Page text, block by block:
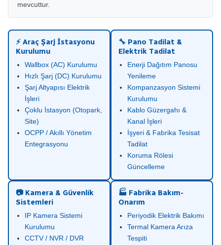
mevcuttur.
⚡ Araç Şarj İstasyonu
Kurulumu
Wallbox (AC) Kurulumu
Hızlı Şarj (DC) Kurulumu
Şarj Altyapısı Elektrik
İşleri
Çoklu İstasyon (Otopark,
Site)
OCPP / Akıllı Yönetim
Entegrasyonu
🔧 Pano Tadilat &
Elektrik Tadilat
Enerji Dağıtım Panosu
Yenileme
Kompanzasyon Sistemi
Kurulumu
Kablo Güzergahı &
Kanal İşleri
İşyeri & Fabrika Tesisat
Tadilat
Koruma Rölesi
Güncelleme
📷 Kamera & Güvenlik
Sistemleri
IP Kamera Sistemi
Kurulumu
CCTV / NVR / DVR
🏭 Fabrika Bakım-
Onarım
Periyodik Elektrik Bakımı
Termal Kamera Arıza
Tespiti